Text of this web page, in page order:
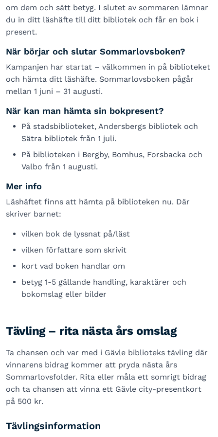
om dem och sätt betyg. I slutet av sommaren lämnar
du in ditt läshäfte till ditt bibliotek och får en bok i
present.
När börjar och slutar Sommarlovsboken?
Kampanjen har startat – välkommen in på biblioteket
och hämta ditt läshäfte. Sommarlovsboken pågår
mellan 1 juni – 31 augusti.
När kan man hämta sin bokpresent?
På stadsbiblioteket, Andersbergs bibliotek och
Sätra bibliotek från 1 juli.
På biblioteken i Bergby, Bomhus, Forsbacka och
Valbo från 1 augusti.
Mer info
Läshäftet finns att hämta på biblioteken nu. Där
skriver barnet:
vilken bok de lyssnat på/läst
vilken författare som skrivit
kort vad boken handlar om
betyg 1-5 gällande handling, karaktärer och
bokomslag eller bilder
Tävling – rita nästa års omslag
Ta chansen och var med i Gävle biblioteks tävling där
vinnarens bidrag kommer att pryda nästa års
Sommarlovsfolder. Rita eller måla ett somrigt bidrag
och ta chansen att vinna ett Gävle city-presentkort
på 500 kr.
Tävlingsinformation